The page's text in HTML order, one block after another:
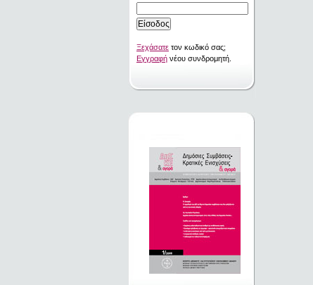
Ξεχάσατε τον κωδικό σας;
Εγγραφή νέου συνδρομητή.